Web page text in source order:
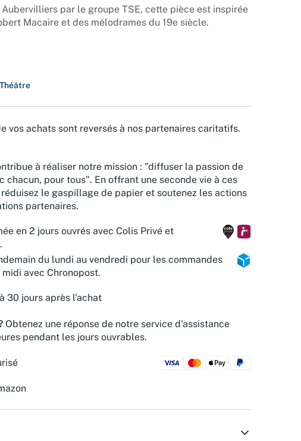
Aubervilliers par le groupe TSE, cette pièce est inspirée
Macaire et des mélodrames du 19e siècle.
Théâtre
vos achats sont reversés à nos partenaires caritatifs.
à réaliser notre mission : "diffuser la passion de
chacun, pour tous". En offrant une seconde vie à ces
le gaspillage de papier et soutenez les actions
partenaires.
en 2 jours ouvrés avec Colis Privé et
du lundi au vendredi pour les commandes
avec Chronopost.
30 jours après l'achat
Obtenez une réponse de notre service d'assistance
pendant les jours ouvrables.